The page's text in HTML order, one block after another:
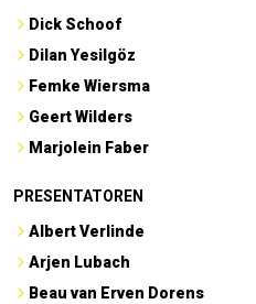
Dick Schoof
Dilan Yesilgöz
Femke Wiersma
Geert Wilders
Marjolein Faber
PRESENTATOREN
Albert Verlinde
Arjen Lubach
Beau van Erven Dorens